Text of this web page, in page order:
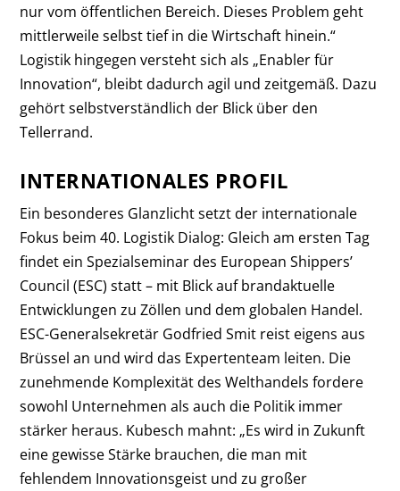
nur vom öffentlichen Bereich. Dieses Problem geht
mittlerweile selbst tief in die Wirtschaft hinein.“
Logistik hingegen versteht sich als „Enabler für
Innovation“, bleibt dadurch agil und zeitgemäß. Dazu
gehört selbstverständlich der Blick über den
Tellerrand.
INTERNATIONALES PROFIL
Ein besonderes Glanzlicht setzt der internationale
Fokus beim 40. Logistik Dialog: Gleich am ersten Tag
findet ein Spezialseminar des European Shippers’
Council (ESC) statt – mit Blick auf brandaktuelle
Entwicklungen zu Zöllen und dem globalen Handel.
ESC-Generalsekretär Godfried Smit reist eigens aus
Brüssel an und wird das Expertenteam leiten. Die
zunehmende Komplexität des Welthandels fordere
sowohl Unternehmen als auch die Politik immer
stärker heraus. Kubesch mahnt: „Es wird in Zukunft
eine gewisse Stärke brauchen, die man mit
fehlendem Innovationsgeist und zu großer